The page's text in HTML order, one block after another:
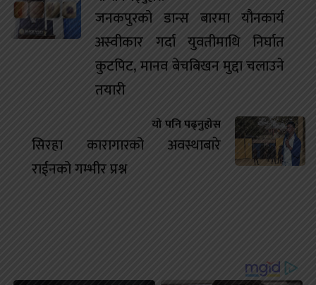
जनकपुरको डान्स बारमा यौनकार्य
अस्वीकार गर्दा युवतीमाथि निर्घात
कुटपिट, मानव बेचबिखन मुद्दा चलाउने
तयारी
यो पनि पढ्नुहोस
सिरहा कारागारको अवस्थाबारे
राईनको गम्भीर प्रश्न